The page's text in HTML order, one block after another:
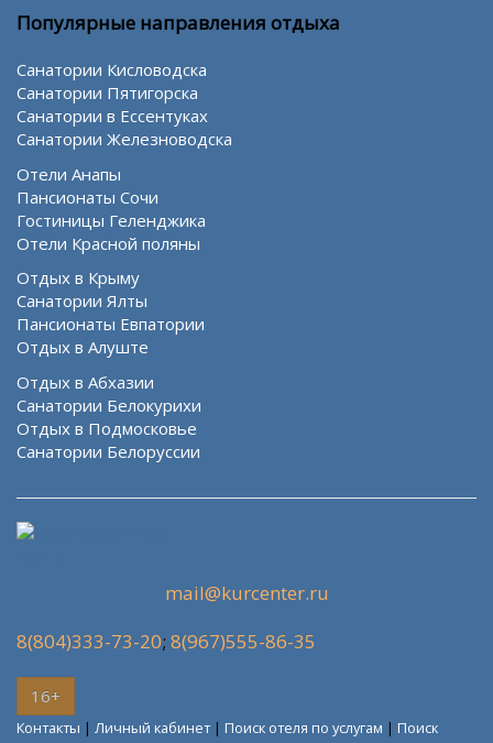
Популярные направления отдыха
Санатории Кисловодска
Санатории Пятигорска
Санатории в Ессентуках
Санатории Железноводска
Отели Анапы
Пансионаты Сочи
Гостиницы Геленджика
Отели Красной поляны
Отдых в Крыму
Санатории Ялты
Пансионаты Евпатории
Отдых в Алуште
Отдых в Абхазии
Санатории Белокурихи
Отдых в Подмосковье
Санатории Белоруссии
mail@kurcenter.ru
8(804)333-73-20; 8(967)555-86-35
16+
Контакты | Личный кабинет| Поиск отеля по услугам | Поиск